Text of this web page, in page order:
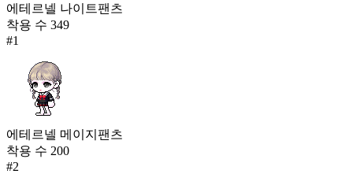
에테르넬 나이트팬츠
착용 수 349
#1
에테르넬 메이지팬츠
착용 수 200
#2